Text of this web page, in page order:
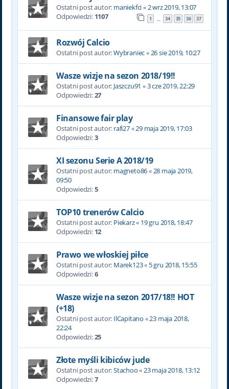
Ostatni post autor: maniekfci«2 wrz 2019, 13:07
Odpowiedzi: 1107 1 … 34 35 36 37
Rozwój Calcio
Ostatni post autor:Wybraniec«26 sie 2019, 10:27
Wasze wizje na sezon 2018/19!!
Ostatni post autor: Jaszczu91 «3 cze 2019, 22:29
Odpowiedzi:27
Finansowe fair play
Ostatni post autor: rafi27«29 maja 2019, 17:03
Odpowiedzi:3
XI sezonu Serie A 2018/19
Ostatni post autor: magneto86«28 maja 2019,
09:50
Odpowiedzi:5
TOP10 trenerów Calcio
Ostatni post autor: Piekarz« 19 gru 2018, 18:47
Odpowiedzi: 12
Prawo we włoskiej piłce
Ostatni post autor: Marek123« 5 gru 2018, 15:55
Odpowiedzi:6
Wasze wizje na sezon 2017/18!! HOT
(+18)
Ostatni post autor: IlCapitano «23 maja 2018,
22:24
Odpowiedzi:25
Złote myśli kibiców jude
Ostatni post autor:Stachoo«23 maja 2018, 13:12
Odpowiedzi:7